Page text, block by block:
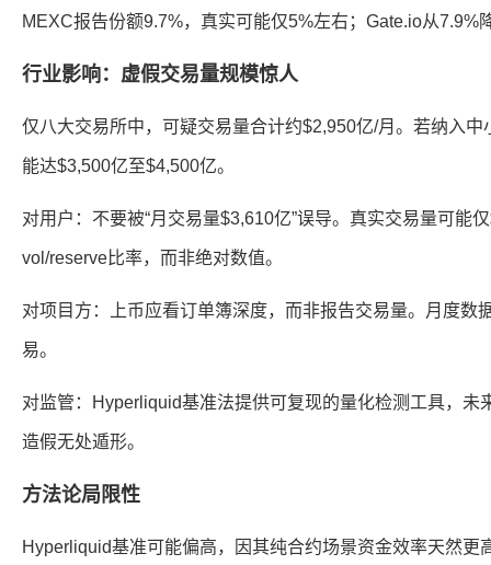
MEXC报告份额9.7%，真实可能仅5%左右；Gate.io从7.9%
行业影响：虚假交易量规模惊人
仅八大交易所中，可疑交易量合计约$2,950亿/月。若纳入
能达$3,500亿至$4,500亿。
对用户：不要被“月交易量$3,610亿”误导。真实交易量可能
vol/reserve比率，而非绝对数值。
对项目方：上币应看订单簿深度，而非报告交易量。月度数
易。
对监管：Hyperliquid基准法提供可复现的量化检测工具，未
造假无处遁形。
方法论局限性
Hyperliquid基准可能偏高，因其纯合约场景资金效率天然更